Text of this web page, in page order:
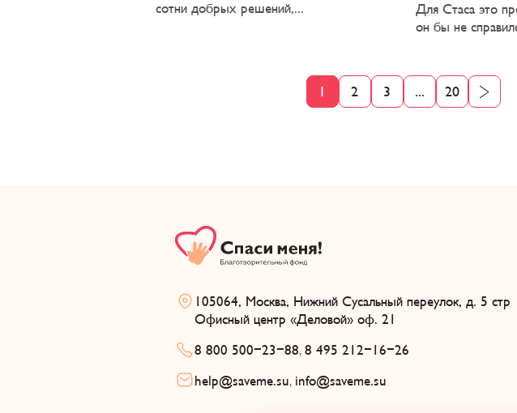
сотни добрых решений,...
Для Стаса это
он бы не
1 2 3 ... 20
105064, Москва, Нижний Сусальный переулок, д. 5 стр
Офисный центр «Деловой» оф. 21
8 800 500-23-88, 8 495 212-16-26
help@saveme.su, info@saveme.su